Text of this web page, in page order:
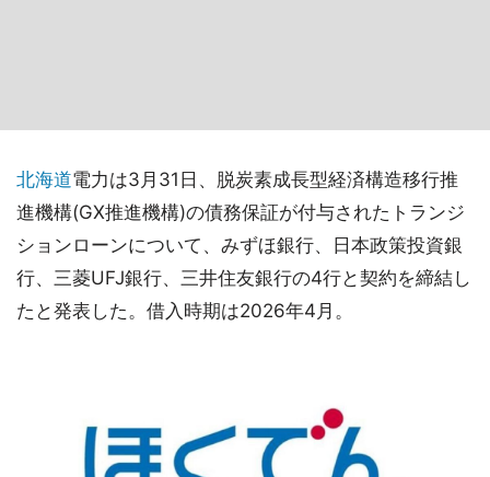
北海道電力は3月31日、脱炭素成長型経済構造移行推
進機構(GX推進機構)の債務保証が付与されたトランジ
ションローンについて、みずほ銀行、日本政策投資銀
行、三菱UFJ銀行、三井住友銀行の4行と契約を締結し
たと発表した。借入時期は2026年4月。